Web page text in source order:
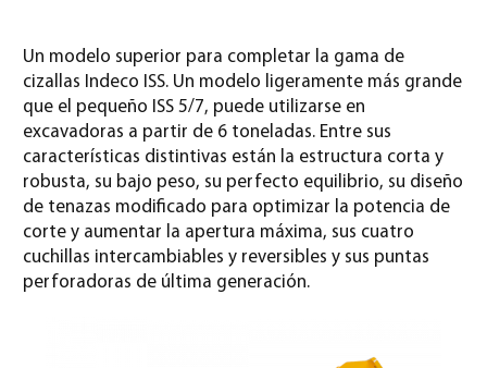
Un modelo superior para completar la gama de
cizallas Indeco ISS. Un modelo ligeramente más grande
que el pequeño ISS 5/7, puede utilizarse en
excavadoras a partir de 6 toneladas. Entre sus
características distintivas están la estructura corta y
robusta, su bajo peso, su perfecto equilibrio, su diseño
de tenazas modificado para optimizar la potencia de
corte y aumentar la apertura máxima, sus cuatro
cuchillas intercambiables y reversibles y sus puntas
perforadoras de última generación.